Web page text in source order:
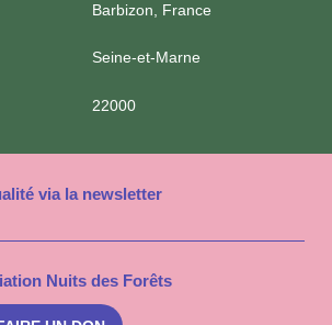
Barbizon, France
Seine-et-Marne
22000
via la newsletter
à
Nuits des Forêts